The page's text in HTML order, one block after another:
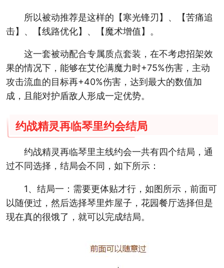
所以被动推荐是这样的【寒光锋刃】、【苦痛追
击】、【线路优化】、【魔术增值】。
这一套被动配合专属质点套装，在不考虑招架效
果的情况下，能够在艾伦满魔力时+75%伤害，主动
攻击流血的目标再+40%伤害，达到最大的数值加
成，且能对护盾敌人形成一定优势。
约战精灵再临琴里约会结局
约战精灵再临琴里主线约会一共有四个结局，通
过不同选择，结局会不同，如下所示：
1、结局一：需要更体贴才行，如图所示，前面可
以随便过，然后选择琴里炸屋子，花园餐厅选择但是
现在真的很饿了，就可以完成结局。